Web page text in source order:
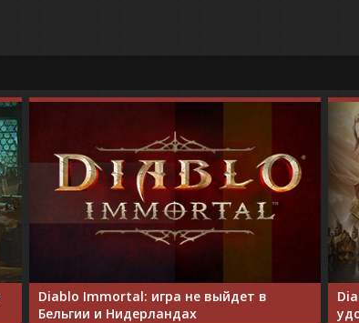
Diablo Immortal: игра не выйдет в
Бельгии и Нидерландах